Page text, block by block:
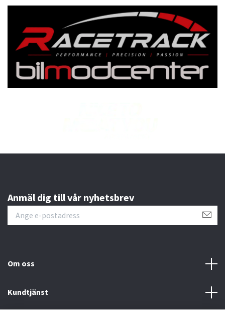
Anmäl dig till vår nyhetsbrev
Om oss
Kundtjänst